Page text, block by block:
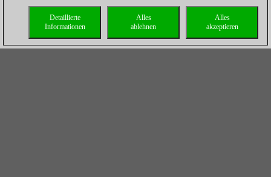
Alles
akzeptieren
Alles
ablehnen
Detaillierte
Informationen